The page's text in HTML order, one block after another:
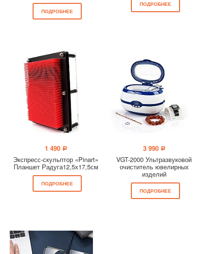
ПОДРОБНЕЕ
ПОДРОБНЕЕ
1 490 a
Экспресс-скульптор «Pinart»
Планшет Радуга12,5х17,5см
ПОДРОБНЕЕ
3 990 a
VGT-2000 Ультразвуковой
очиститель ювелирных
изделий
ПОДРОБНЕЕ